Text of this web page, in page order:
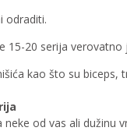
odraditi.
15-20 serija
kao što su biceps,
od vas ali dužinu